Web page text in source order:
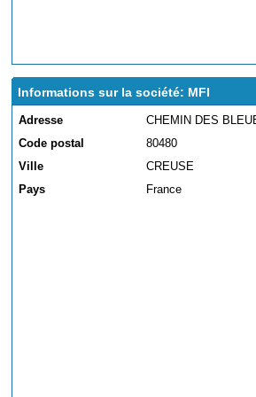
Informations sur la société: MFI
Adresse
CHEMIN DES
Code postal
80480
Ville
CREUSE
Pays
France